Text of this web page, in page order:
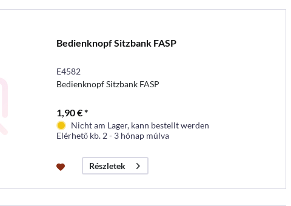
Bedienknopf Sitzbank FASP
E4582
Bedienknopf Sitzbank FASP
1,90 € *
Nicht am Lager, kann bestellt werden
Elérhető kb. 2 - 3 hónap múlva
Részletek